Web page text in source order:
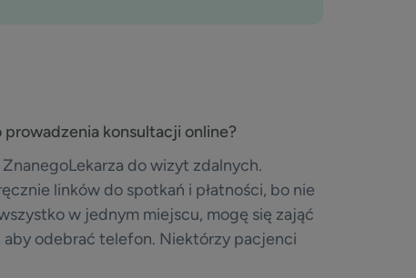
konsultacji online?
do wizyt zdalnych.
linków do spotkań i płatności, bo nie
w jednym miejscu, mogę się zająć
odebrać telefon. Niektórzy pacjenci